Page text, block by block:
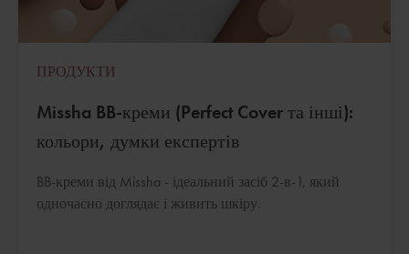
ПРОДУКТИ
Missha BB-креми (Perfect Cover та інші):
кольори, думки експертів
BB-креми від Missha - ідеальний засіб 2-в-1, який
одночасно доглядає і живить шкіру.